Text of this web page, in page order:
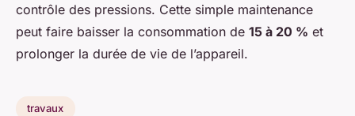
contrôle des pressions. Cette simple maintenance
peut faire baisser la consommation de 15 à 20 % et
prolonger la durée de vie de l’appareil.
travaux